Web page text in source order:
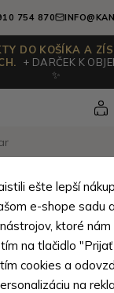
754 870
DO KOŠÍKA A
+ DARČEK K
✨
kože
ešte lepší
e-shope sadu
ktoré
na tlačidlo
cookies a
na